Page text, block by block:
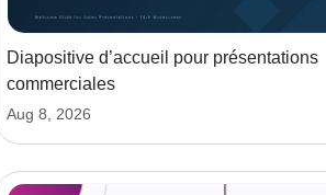
Diapositive d’accueil pour présentations
commerciales
Aug 8, 2026